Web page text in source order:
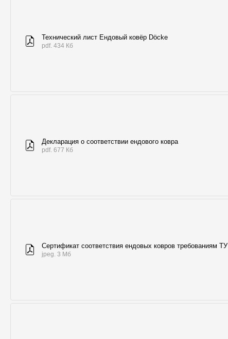
Технический лист Ендовый ковёр Döcke
pdf. 434 Кб
Декларация о соответствии ендового ковра
pdf. 677 Кб
Сертификат соответствия ендовых ковров требованиям ТУ
jpeg. 3 Мб